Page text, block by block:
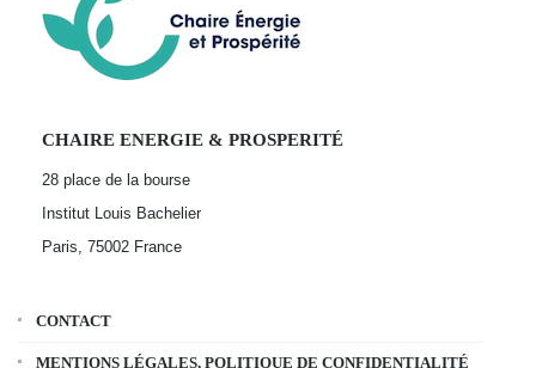
CHAIRE ENERGIE & PROSPERITÉ
28 place de la bourse
Institut Louis Bachelier
Paris, 75002 France
CONTACT
MENTIONS LÉGALES, POLITIQUE DE CONFIDENTIALITÉ